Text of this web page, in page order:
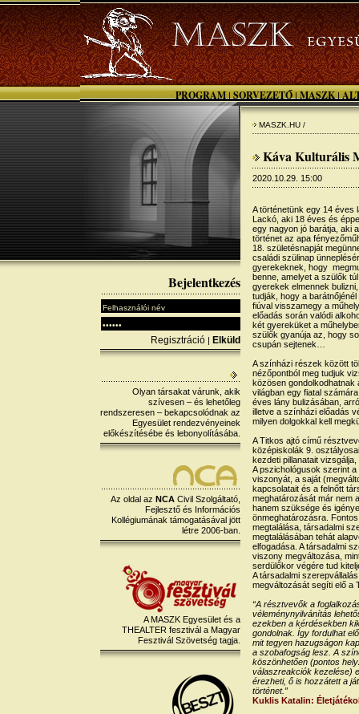
PROGRAM | SORVEZETŐ | MASZK |
Bejelentkezés
Regisztráció | Elküld
Olyan társakat várunk, akik
szívesen – és lehetőleg
rendszeresen – bekapcsolódnak az
Egyesület rendezvényeinek
előkészítésébe és lebonyolításába.
Az oldal az NCA Civil Szolgáltató,
Fejlesztő és Információs
Kollégiumának támogatásával jött
létre 2006-ban.
A MASZK Egyesület és a
THEALTER fesztivál a Magyar
Fesztivál Szövetség tagja.
MASZK.HU /
Káva Kulturális
2020.10.29. 15:00
A történetünk egy 14 éves
Lackó, aki 18 éves és
egy nagyon jó barátja, aki
történet az apa
18. születésnapját
családi szülinap
gyerekeknek, hogy
benne, amelyet a szülők
gyerekek elmennek
tudják, hogy a
fiúval visszamegy a
előadás során valódi
két gyereküket a
szülők gyanúja az, hogy
csupán sejtenek…
A színházi részek között
nézőpontból meg tudjuk
közösen gondolkodhatnak
világban egy fiatal
éves lány bulizásában,
illetve a színházi előadás
milyen dolgokkal kell
A Titkos ajtó című
középiskolák 9.
kezdeti pillanatait
A pszichológusok szerint
viszonyát, a saját
kapcsolatait és a felnőtt
meghatározását már nem
hanem szüksége és
önmeghatározásra.
megtalálása, társadalmi
megtalálásában tehát
elfogadása. A társadalmi
viszony megváltozása,
serdülőkor végére tud
A társadalmi
megváltozását segíti elő a
“A résztvevők a
véleménynyilvánítás
ezekben a kérdésekben
gondolnak. Így fordulhat
mit tegyen hazugságon
a szobafogság lesz. A
köszönhetően (pontos
válaszreakciók kezelése)
érezheti, ő is hozzátett a
történet.”
Kuklis Katalin: